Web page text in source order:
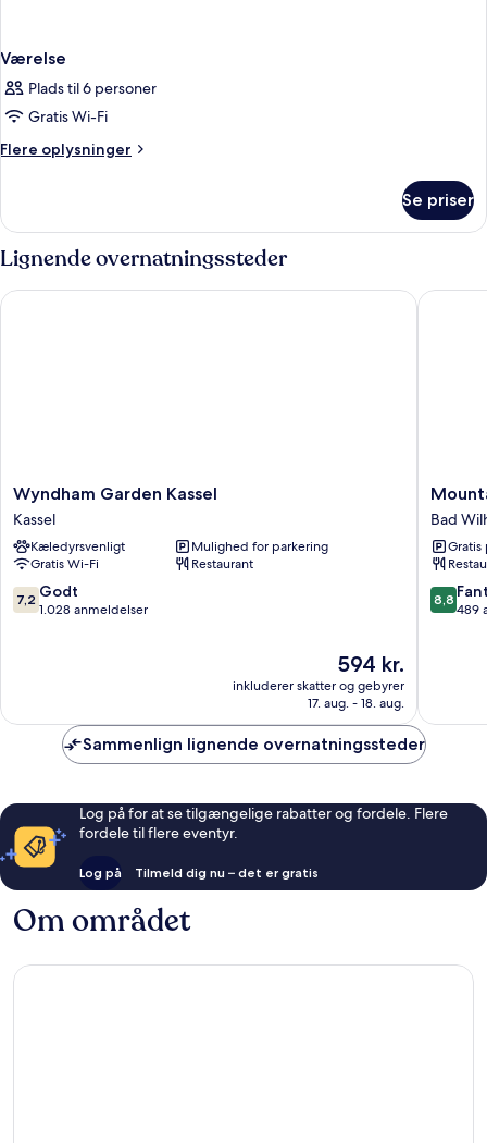
Værelse
Plads til 6 personer
Gratis Wi-Fi
Flere oplysninger
Flere
Se priser
Lignende overnatningssteder
Wyndham
Garden
Kassel
Kassel
Wyndham Garden Kassel
Kassel
Kæledyrsvenligt
Mulighed for parkering
Gratis Wi-Fi
Restaurant
7.2
ud
7,2 Godt
1.028 anmeldelser
Prisen
594 kr.
594 kr.
inkluderer skatter og gebyrer
17. aug. - 18. aug.
Wyndham Garden Kassel
Kassel
Bad
Bad
Gratis
8.8
ud
8,8
489
Sammenlign lignende overnatningssteder
Log på for at se tilgængelige rabatter og fordele. Flere
fordele til flere eventyr.
Log på Tilmeld dig nu – det er gratis
Om området